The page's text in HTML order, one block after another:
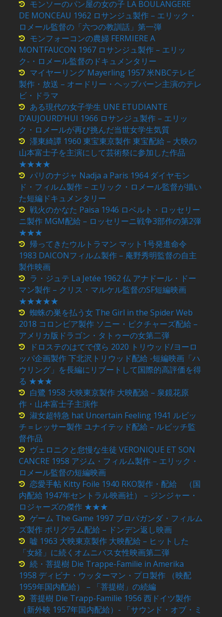
モンソーのパン屋の女の子 LA BOULANGERE
DE MONCEAU 1962 ロサンジュ製作 – エリック・
ロメール監督の「六つの教訓話」第一弾
モンフォーコンの農婦 FERMIERE A
MONTFAUCON 1967 ロサンジュ製作 – エリッ
ク-・ロメール監督のドキュメンタリー
マイヤーリング Mayerling 1957 米NBCテレビ
製作・放送 – オードリー・ヘップバーン主演のテレ
ビ・ドラマ
ある現代の女子学生 UNE ETUDIANTE
D’AUJOURD’HUI 1966 ロサンジュ製作 – エリッ
ク・ロメールが再び挑んだ当世女学生気質
濹東綺譚 1960 東宝東京製作 東宝配給 – 大映の
山本富士子を主演にして芸術祭に参加した作品
★★★★
パリのナジャ Nadja a Paris 1964 ダイヤモン
ド・フィルム製作 – エリック・ロメール監督が描い
た短編ドキュメンタリー
戦火のかなた Paisa 1946 ロベルト・ロッセリー
ニ製作 MGM配給 – ロッセリーニ戦争3部作の第2弾
★★★
帰ってきたウルトラマン マット1号発進命令
1983 DAICONフィルム製作 – 庵野秀明監督の自主
製作映画
ラ・ジュテ La Jetée 1962 仏 アナドール・ドー
マン製作 – クリス・マルケル監督のSF短編映画
★★★★★
蜘蛛の巣を払う女 The Girl in the Spider Web
2018 コロンビア製作 ソニー・ピクチャーズ配給 –
アメリカ版ドラゴン・タトゥーの女第二弾
ドロステのはてで僕ら 2020 トリウッド/ヨーロ
ッパ企画製作 下北沢トリウッド配給 -短編映画「ハ
ウリング」を長編にリブートして国際的高評価を得
る ★★★
白鷺 1958 大映東京製作 大映配給 – 泉鏡花原
作・山本富士子主演作
淑女超特急 hat Uncertain Feeling 1941 ルビッ
チ＝レッサー製作 ユナイテッド配給 – ルビッチ監
督作品
ヴェロニクと怠慢な生徒 VERONIQUE ET SON
CANCRE 1958 アジム・フィルム製作 – エリック・
ロメール監督の短編映画
恋愛手帖 Kitty Foile 1940 RKO製作・配給 （国
内配給 1947年セントラル映画社） – ジンジャー・
ロジャーズの傑作 ★★★
ゲーム The Game 1997 プロパガンダ・フィルム
ズ製作 ポリグラム配給 – ドンデン返し映画
嘘 1963 大映東京製作 大映配給 – ヒットした
「女経」に続くオムニバス女性映画第二弾
続・菩提樹 Die Trappe-Familie in Amerika
1958 ディビナ・ウッターマン・プロ製作 （映配
1959年国内配給） – 「菩提樹」の続編
菩提樹 Die Trapp-Familie 1956 西ドイツ製作
（新外映 1957年国内配給）- 「サウンド・オブ・ミ